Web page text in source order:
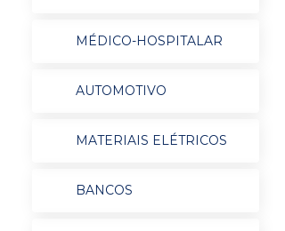
MÉDICO-HOSPITALAR
AUTOMOTIVO
MATERIAIS ELÉTRICOS
BANCOS